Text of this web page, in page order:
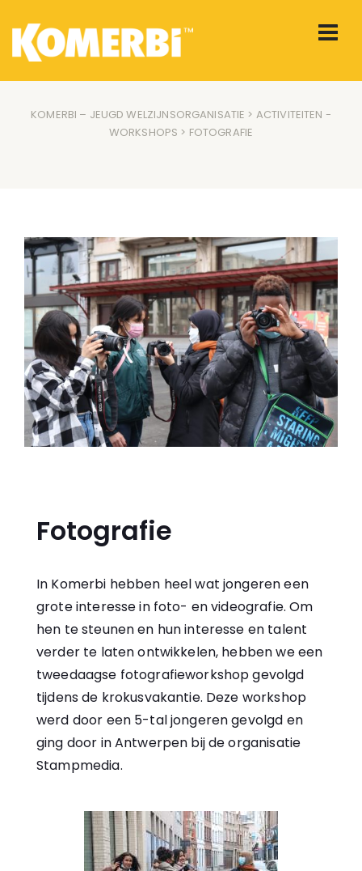
KOMERBI – JEUGD WELZIJNSORGANISATIE > ACTIVITEITEN -
WORKSHOPS > FOTOGRAFIE
Fotografie
In Komerbi hebben heel wat jongeren een
grote interesse in foto- en videografie. Om
hen te steunen en hun interesse en talent
verder te laten ontwikkelen, hebben we een
tweedaagse fotografieworkshop gevolgd
tijdens de krokusvakantie. Deze workshop
werd door een 5-tal jongeren gevolgd en
ging door in Antwerpen bij de organisatie
Stampmedia.⁠